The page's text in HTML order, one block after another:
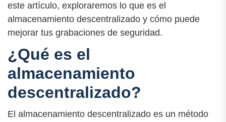
este artículo, exploraremos lo que es el
almacenamiento descentralizado y cómo puede
mejorar tus grabaciones de seguridad.
¿Qué es el
almacenamiento
descentralizado?
El almacenamiento descentralizado es un método